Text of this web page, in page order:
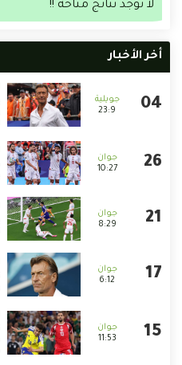
لا توجد نتائج متاحة !!
أخر الأخبار
23:9
10:27
8:29
6:12
11:53